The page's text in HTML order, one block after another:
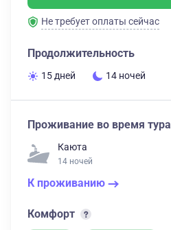
Не требует оплаты сейчас
Продолжительность
15 дней 14 ночей
Проживание во время тура
Каюта
14 ночей
К проживанию
Комфорт